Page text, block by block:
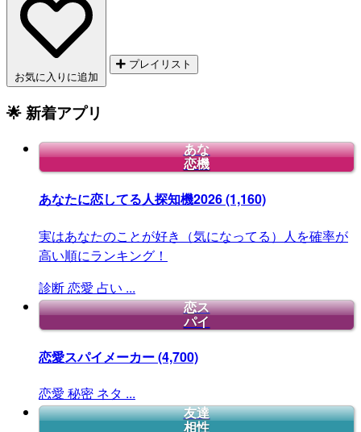
お気に入りに追加
プレイリスト
🌟 新着アプリ
あな
恋機
あなたに恋してる人探知機2026(1,160)
実はあなたのことが好き（気になってる）人を確率が
高い順にランキング！
診断恋愛 占い ...
恋ス
パイ
恋愛スパイメーカー(4,700)
恋愛 秘密 ネタ ...
友達
相性